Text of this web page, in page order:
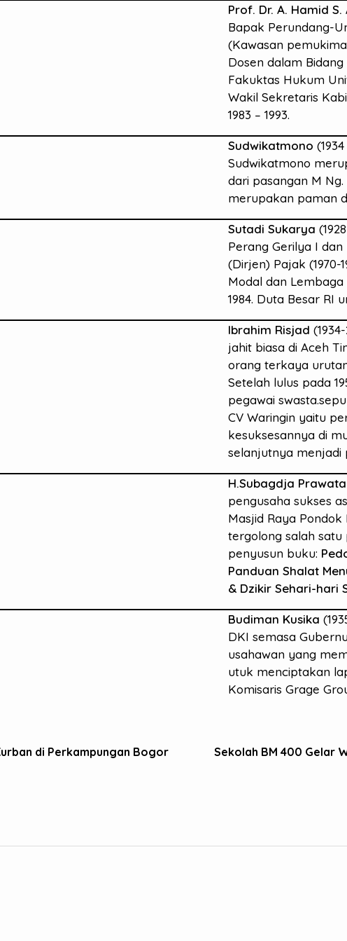
Prof. Dr. A. Hamid S.
Bapak Perundang-
(Kawasan
Dosen dalam
Fakuktas Hukum
Wakil Sekretaris
1983 – 1993.
Sudwikatmono
Sudwikatmono
dari pasangan M
merupakan paman
Sutadi Sukarya
Perang Gerilya I
(Dirjen) Pajak (1970-
Modal dan Lembaga
1984. Duta Besar RI
Ibrahim Risjad
jahit biasa di Aceh
orang terkaya
Setelah lulus pada
pegawai
CV Waringin yaitu
kesuksesannya di
selanjutnya menjadi
H.Subagdja Prawata
pengusaha sukses
Masjid Raya
tergolong salah satu
penyusun buku:
Panduan Shalat
& Dzikir Sehari-hari
Budiman Kusika
DKI semasa
usahawan yang
utuk menciptakan
Komisaris Grage
di Perkampungan Bogor